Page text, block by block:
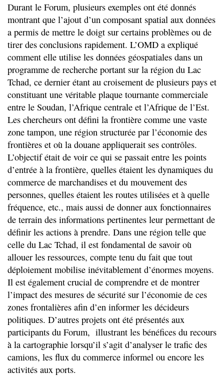
Durant le Forum, plusieurs exemples ont été donnés
montrant que l’ajout d’un composant spatial aux données
a permis de mettre le doigt sur certains problèmes ou de
tirer des conclusions rapidement. L’OMD a expliqué
comment elle utilise les données géospatiales dans un
programme de recherche portant sur la région du Lac
Tchad, ce dernier étant au croisement de plusieurs pays et
constituant une véritable plaque tournante commerciale
entre le Soudan, l’Afrique centrale et l’Afrique de l’Est.
Les chercheurs ont défini la frontière comme une vaste
zone tampon, une région structurée par l’économie des
frontières et où la douane appliquerait ses contrôles.
L’objectif était de voir ce qui se passait entre les points
d’entrée à la frontière, quelles étaient les dynamiques du
commerce de marchandises et du mouvement des
personnes, quelles étaient les routes utilisées et à quelle
fréquence, etc., mais aussi de donner aux fonctionnaires
de terrain des informations pertinentes leur permettant de
définir les actions à prendre. Dans une région telle que
celle du Lac Tchad, il est fondamental de savoir où
allouer les ressources, compte tenu du fait que tout
déploiement mobilise inévitablement d’énormes moyens.
Il est également crucial de comprendre et de montrer
l’impact des mesures de sécurité sur l’économie de ces
zones frontalières afin d’en informer les décideurs
politiques. D’autres projets ont été présentés aux
participants du Forum, illustrant les bénéfices du recours
à la cartographie lorsqu’il s’agit d’analyser le trafic des
camions, les flux du commerce informel ou encore les
activités aux ports.